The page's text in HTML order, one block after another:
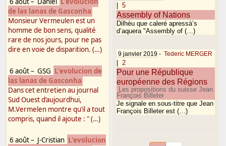
de las lanas de Gasconha
Monsieur Vermeulen est un
homme de bon sens, qualité
rare de nos jours, pour ne pas
dire en voie de disparition. (…)
6 août– GSG L'evolucion de
las lanas de Gasconha
Dans cet entretien au journal
Sud Ouest d’aujourdhui,
M.Vermelen montre qu’il a tout
compris, quand il ajoute : " (…)
6 août– J-Cristian L'evolucion
5
Assembly of Nations
Dilhèu que caleré apressà’s
d’aquera "Assembly of (…)
9 janvier 2019 - Tederic MERGER
2
Pour une République
européenne des Régions
Les propositions du suisse Jean
François Billeter
Je signale en sous-titre que Jean
François Billeter est (…)